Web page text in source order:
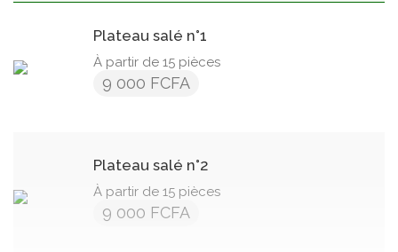
Plateau salé n°1
À partir de 15 pièces
9 000 FCFA
Plateau salé n°2
À partir de 15 pièces
9 000 FCFA